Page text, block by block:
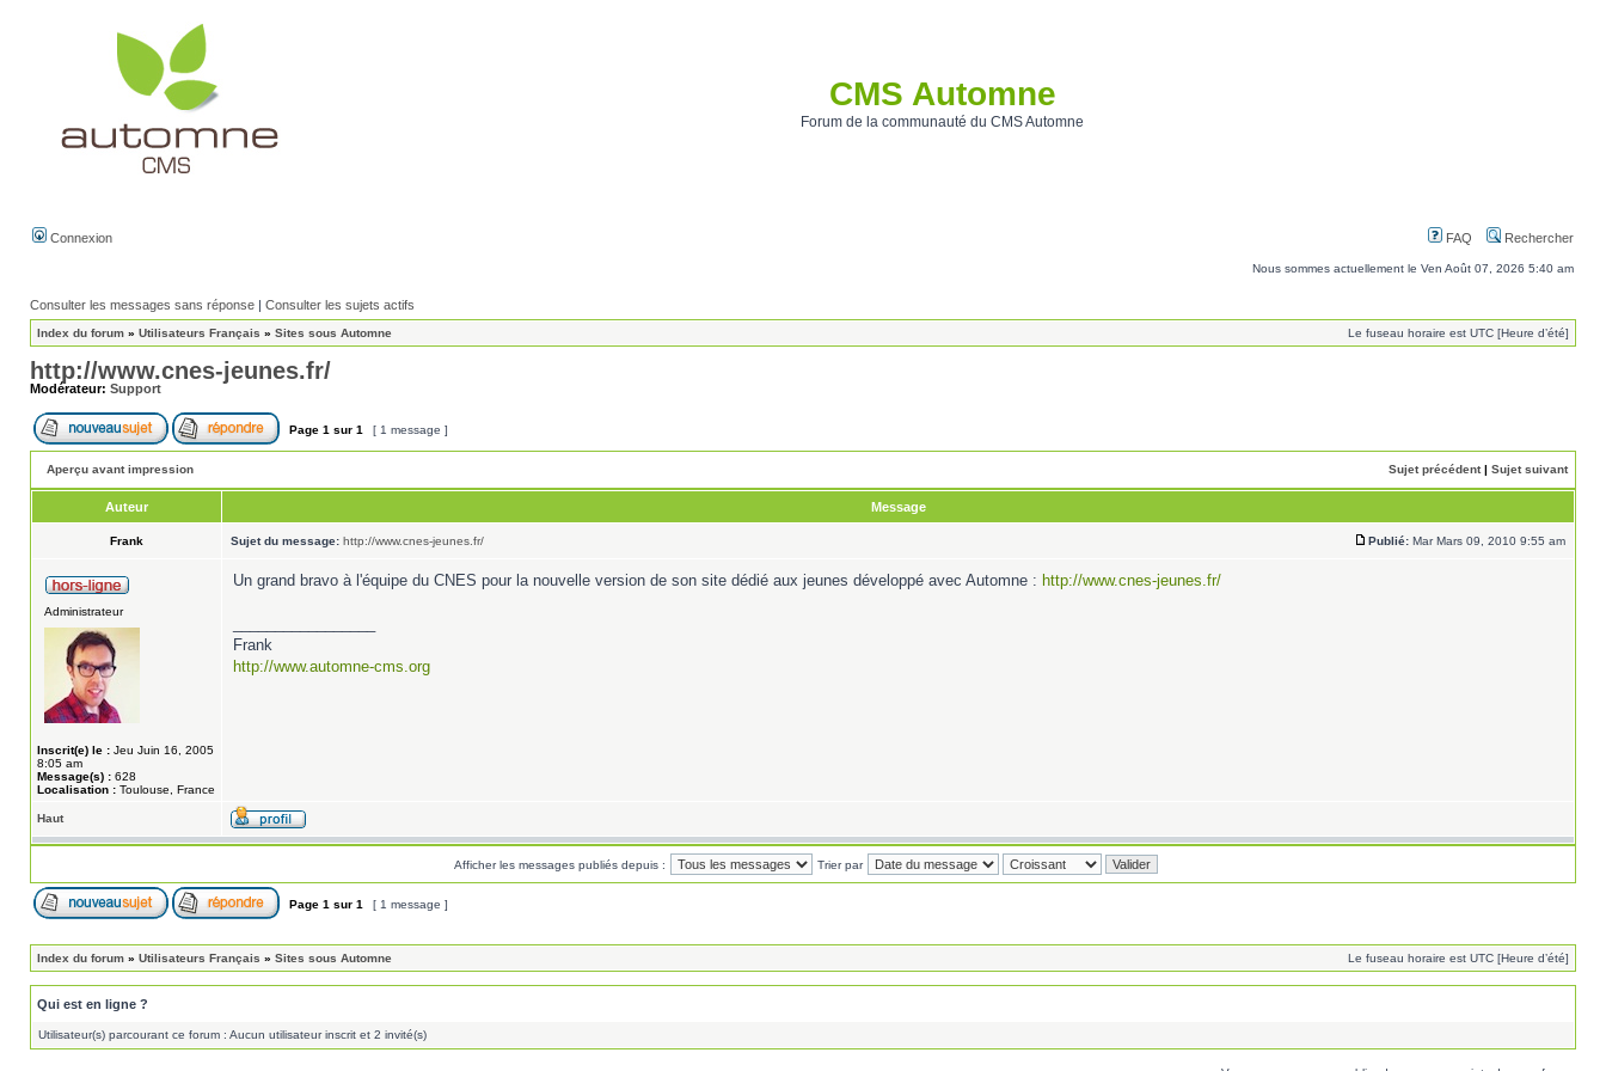
CMS Automne
Forum de la communauté du CMS Automne
Connexion FAQ Rechercher
Nous sommes actuellement le Ven Août 07, 2026 5:40 am
Consulter les messages sans réponse | Consulter les sujets actifs
Index du forum » Utilisateurs Français » Sites sous Automne Le fuseau horaire est UTC [Heure d’été]
http://www.cnes-jeunes.fr/
Modérateur: Support
Page 1 sur 1 [ 1 message ]
Aperçu avant impression Sujet précédent| Sujet suivant
Auteur Message
Frank Sujet du message: http://www.cnes-jeunes.fr/ Publié: Mar Mars 09, 2010 9:55 am
Administrateur
Inscrit(e) le : Jeu Juin 16, 2005
8:05 am
Message(s) : 628
Localisation : Toulouse, France
Un grand bravo à l'équipe du CNES pour la nouvelle version de son site dédié aux jeunes développé avec Automne : http://www.cnes-jeunes.fr/
Frank
http://www.automne-cms.org
Haut
Afficher les messages publiés depuis : Trier par
Page 1 sur 1 [ 1 message ]
Index du forum » Utilisateurs Français » Sites sous Automne Le fuseau horaire est UTC [Heure d’été]
Qui est en ligne ?
Utilisateur(s) parcourant ce forum : Aucun utilisateur inscrit et 2 invité(s)